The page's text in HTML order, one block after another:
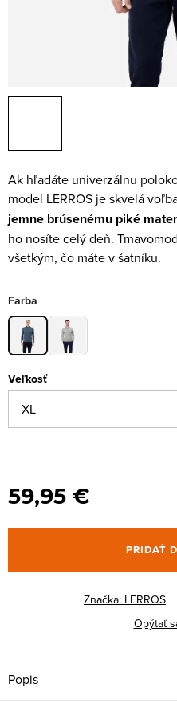
Ak hľadáte univerzálnu
model LERROS je skvelá
jemne brúsenému piké
ho nosíte celý deň.
všetkým, čo máte v šatníku.
Farba
Veľkosť
59,95 €
PRIDAŤ
Značka: LERROS
Opýtať
Popis